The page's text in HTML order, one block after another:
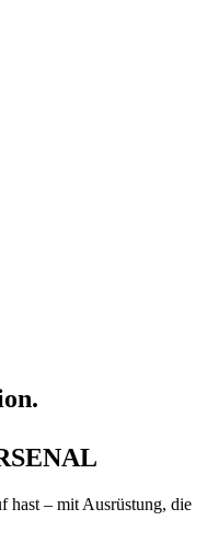
hast – mit Ausrüstung, die